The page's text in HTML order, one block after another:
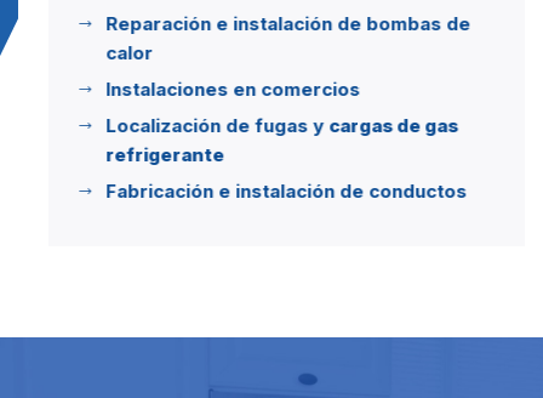
Reparación e instalación de bombas de
calor
Instalaciones en comercios
Localización de fugas y cargas de gas
refrigerante
Fabricación e instalación de conductos